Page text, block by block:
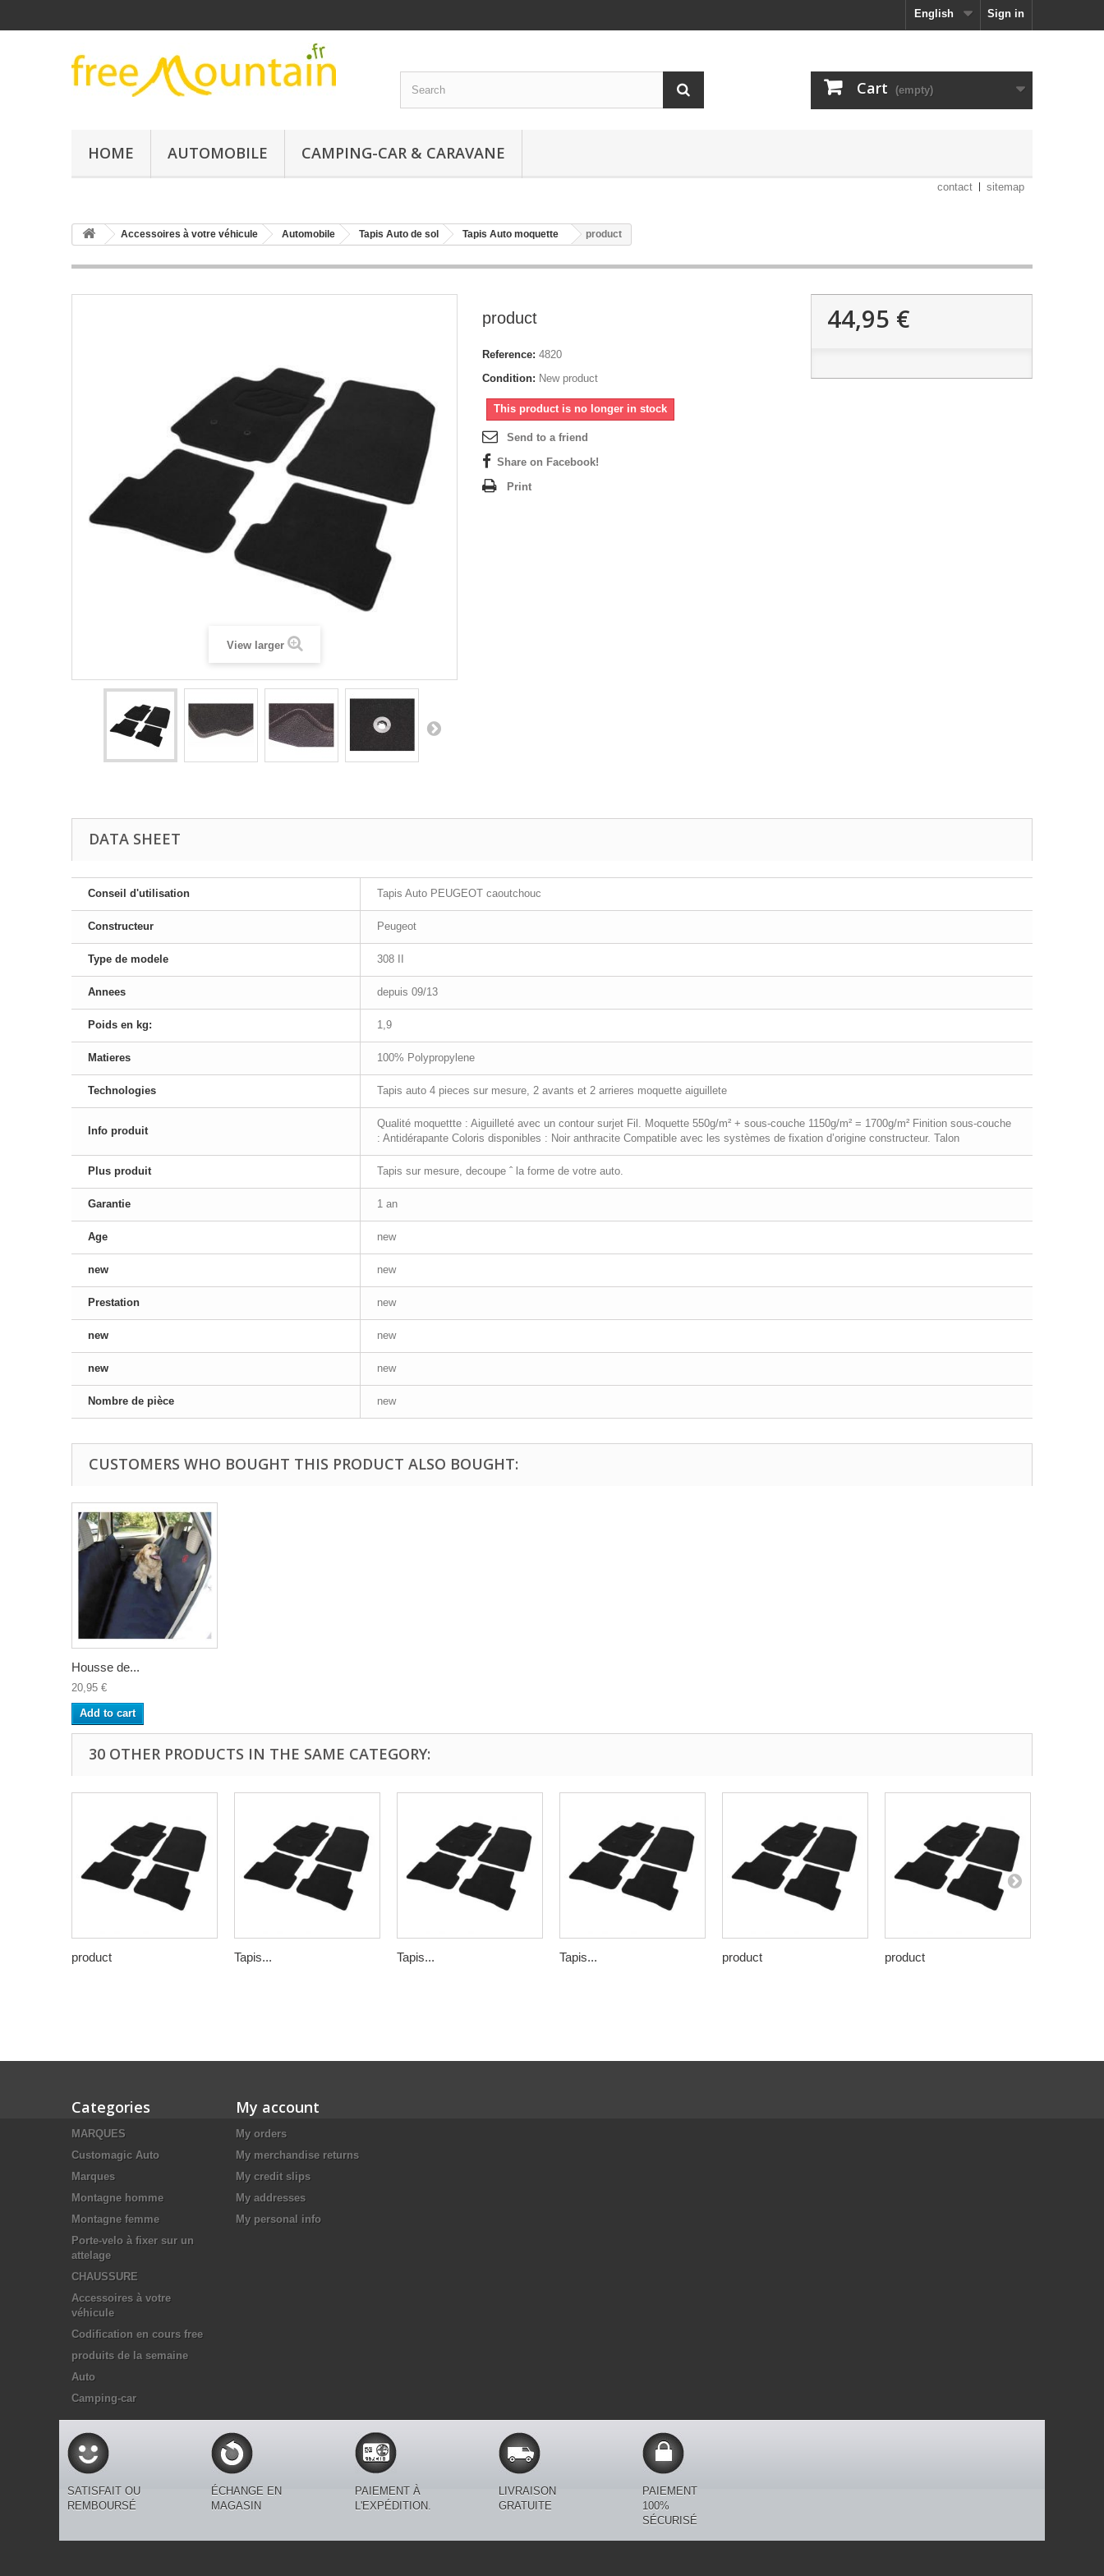
Sign in
English
Cart (empty)
HOME AUTOMOBILE CAMPING-CAR & CARAVANE
contact sitemap
Accessoires à votre véhicule Automobile Tapis Auto de sol Tapis Auto moquette product
View larger
product
Reference: 4820
Condition: New product
This product is no longer in stock
Send to a friend
Share on Facebook!
Print
44,95 €
DATA SHEET
Conseil d'utilisation Tapis Auto PEUGEOT caoutchouc
Constructeur Peugeot
Type de modele 308 II
Annees depuis 09/13
Poids en kg: 1,9
Matieres 100% Polypropylene
Technologies Tapis auto 4 pieces sur mesure, 2 avants et 2 arrieres moquette aiguillete
Info produit
Qualité moquettte : Aiguilleté avec un contour surjet Fil. Moquette 550g/m² + sous-couche 1150g/m² = 1700g/m² Finition sous-couche
: Antidérapante Coloris disponibles : Noir anthracite Compatible avec les systèmes de fixation d’origine constructeur. Talon
Plus produit Tapis sur mesure, decoupe ˆ la forme de votre auto.
Garantie 1 an
Age new
new new
Prestation new
new new
new new
Nombre de pièce new
CUSTOMERS WHO BOUGHT THIS PRODUCT ALSO BOUGHT:
Housse de...
20,95 €
Add to cart
30 OTHER PRODUCTS IN THE SAME CATEGORY:
product Tapis... Tapis... Tapis... product product
Categories
MARQUES
Customagic Auto
Marques
Montagne homme
Montagne femme
Porte-velo à fixer sur un
attelage
CHAUSSURE
Accessoires à votre
véhicule
Codification en cours free
produits de la semaine
Auto
Camping-car
My account
My orders
My merchandise returns
My credit slips
My addresses
My personal info
SATISFAIT OU
REMBOURSÉ
ÉCHANGE EN
MAGASIN
PAIEMENT À
L'EXPÉDITION.
LIVRAISON
GRATUITE
PAIEMENT
100%
SÉCURISÉ